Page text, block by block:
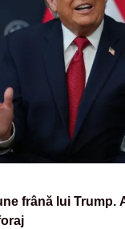
frână lui Trump.